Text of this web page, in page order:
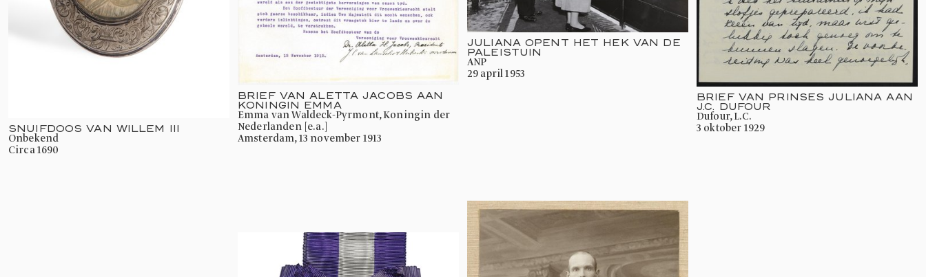
SNUIFDOOS VAN WILLEM III
onbekend
circa 1690
BRIEF VAN ALETTA JACOBS AAN
KONINGIN EMMA
Emma van Waldeck-Pyrmont, Koningin der
Nederlanden [e.a.]
Amsterdam, 13 november 1913
JULIANA OPENT HET HEK VAN DE
PALEISTUIN
ANP
29 april 1953
BRIEF VAN PRINSES JULIANA AAN
J.C. DUFOUR
Dufour, L.C.
3 oktober 1929